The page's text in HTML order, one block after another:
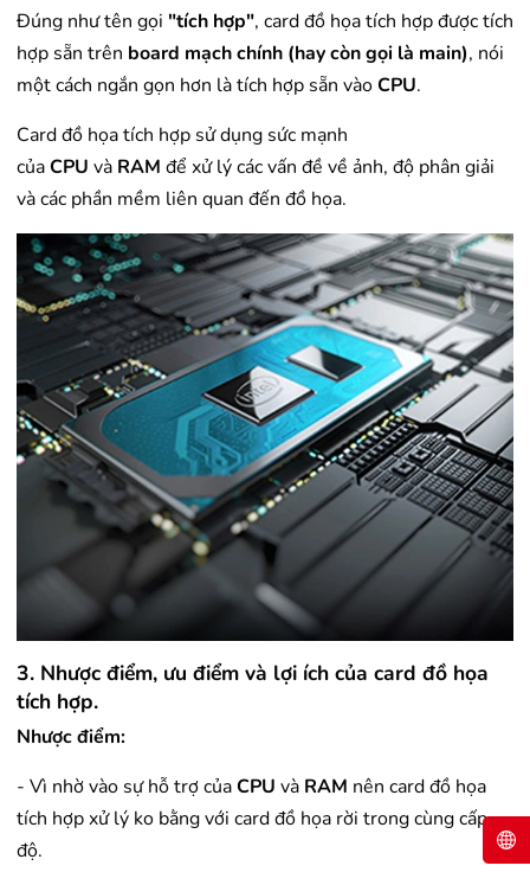
Đúng như tên gọi "tích hợp", card đồ họa tích hợp được tích
hợp sẵn trên board mạch chính (hay còn gọi là main), nói
một cách ngắn gọn hơn là tích hợp sẵn vàoCPU.
Card đồ họa tích hợp sử dụng sức mạnh
củaCPU và RAM để xử lý các vấn đề về ảnh, độ phân giải
và các phần mềm liên quan đến đồ họa.
3. Nhược điểm, ưu điểm và lợi ích của card đồ họa
tích hợp.
Nhược điểm:
- Vì nhờ vào sự hỗ trợ củaCPU và RAM nên card đồ họa
tích hợp xử lý ko bằng với card đồ họa rời trong cùng cấp
độ.